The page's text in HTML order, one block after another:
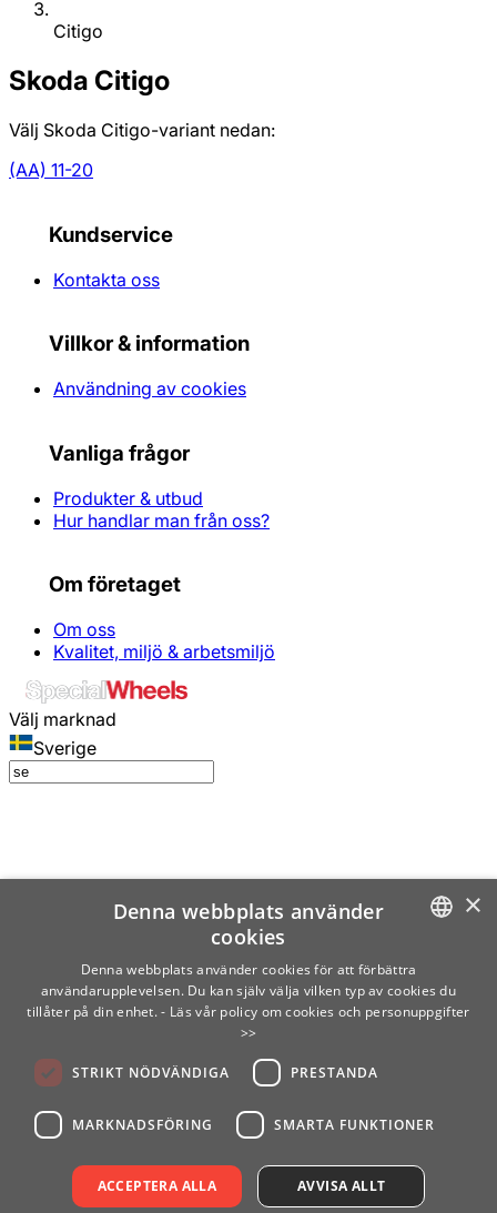
Citigo
Skoda Citigo
Välj Skoda Citigo-variant nedan:
(AA) 11-20
Kundservice
Kontakta oss
Villkor & information
Användning av cookies
Vanliga frågor
Produkter & utbud
Hur handlar man från oss?
Om företaget
Om oss
Kvalitet, miljö & arbetsmiljö
Välj marknad
Sverige
SWEDISH
×
Denna webbplats använder
cookies
Denna webbplats använder cookies för att förbättra
användarupplevelsen. Du kan själv välja vilken typ av cookies du
tillåter på din enhet. - Läs vår policy om cookies och personuppgifter
>>
STRIKT NÖDVÄNDIGA PRESTANDA
MARKNADSFÖRING SMARTA FUNKTIONER
ACCEPTERA ALLA AVVISA ALLT